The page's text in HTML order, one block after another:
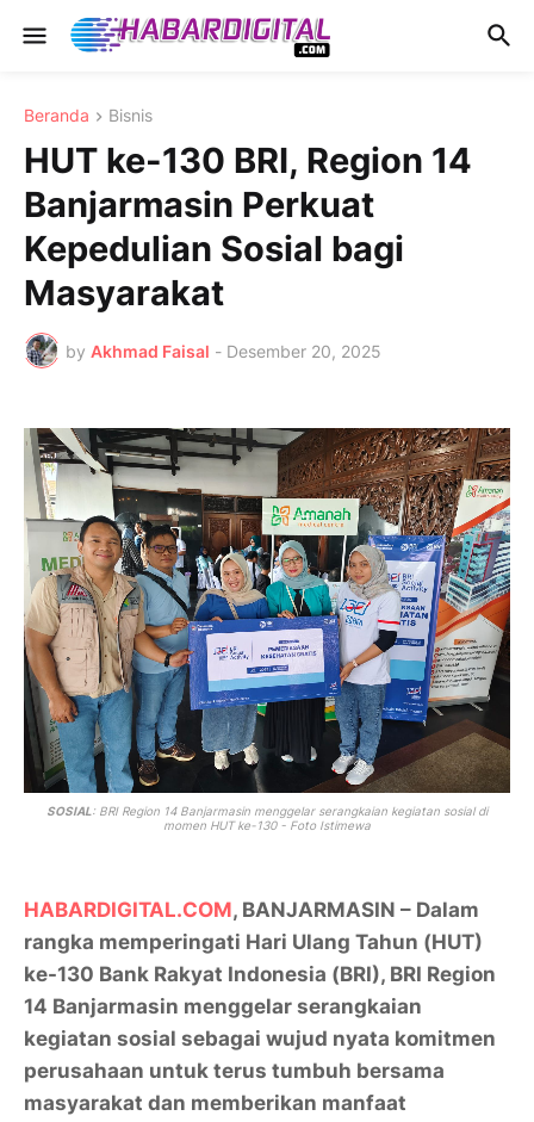
Beranda Bisnis
HUT ke-130 BRI, Region 14
Banjarmasin Perkuat
Kepedulian Sosial bagi
Masyarakat
by Akhmad Faisal - Desember 20, 2025
SOSIAL: BRI Region 14 Banjarmasin menggelar serangkaian kegiatan sosial di
momen HUT ke-130 - Foto Istimewa
HABARDIGITAL.COM, BANJARMASIN – Dalam
rangka memperingati Hari Ulang Tahun (HUT)
ke-130 Bank Rakyat Indonesia (BRI), BRI Region
14 Banjarmasin menggelar serangkaian
kegiatan sosial sebagai wujud nyata komitmen
perusahaan untuk terus tumbuh bersama
masyarakat dan memberikan manfaat